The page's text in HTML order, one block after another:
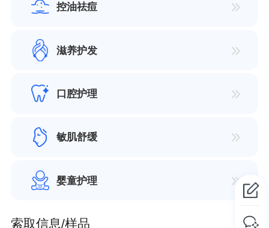
控油祛痘
滋养护发
口腔护理
敏肌舒缓
婴童护理
索取信息/样品